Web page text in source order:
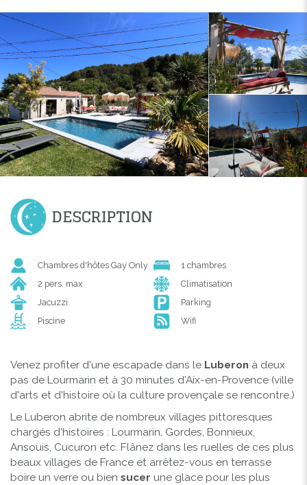
DESCRIPTION
Chambres d'hôtes Gay Only
1 chambres
2 pers. max
Climatisation
Jacuzzi
Parking
Piscine
Wifi
Venez profiter d'une escapade dans le Luberon à deux
pas de Lourmarin et à 30 minutes d'Aix-en-Provence (ville
d'arts et d'histoire où la culture provençale se rencontre.)
Le Luberon abrite de nombreux villages pittoresques
chargés d'histoires : Lourmarin, Gordes, Bonnieux,
Ansouis, Cucuron etc. Flânez dans les ruelles de ces plus
beaux villages de France et arrêtez-vous en terrasse
boire un verre ou bien sucer une glace pour les plus